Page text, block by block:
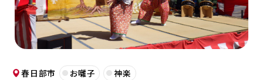
春日部市 お囃子 神楽